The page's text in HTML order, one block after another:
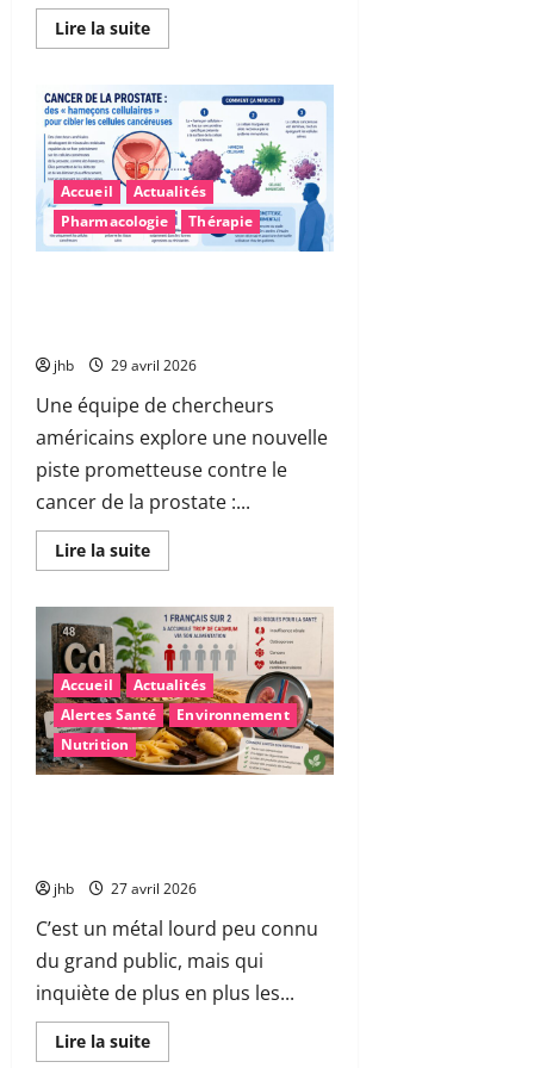
Lire la suiteEn
savoir
Une
découverte
majeure
sur
l’effet
placebo
:
quand
le
cerveau
Accueil
Actualités
Pharmacologie
Thérapie
jhb 29 avril 2026
Une équipe de chercheurs
américains explore une nouvelle
piste prometteuse contre le
cancer de la prostate :...
Lire la suiteEn
savoir
Cancer
de
la
prostate
:
des
«
hameçons
cellulaires
»
Accueil
Actualités
Alertes Santé
Environnement
Nutrition
jhb 27 avril 2026
C’est un métal lourd peu connu
du grand public, mais qui
inquiète de plus en plus les...
Lire la suiteEn
savoir